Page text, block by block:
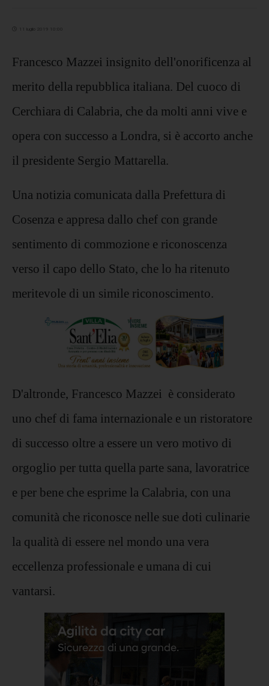
11 luglio 2019 10:00
Francesco Mazzei insignito dell'onorificenza al
merito della repubblica italiana. Del cuoco di
Cerchiara di Calabria, che da molti anni vive e
opera con successo a Londra, si è accorto anche
il presidente Sergio Mattarella.
Una notizia comunicata dalla Prefettura di
Cosenza e appresa dallo chef con grande
sentimento di commozione e riconoscenza
verso il capo dello Stato, che lo ha ritenuto
meritevole di un simile riconoscimento.
D'altronde, Francesco Mazzei è considerato
uno chef di fama internazionale e un ristoratore
di successo oltre a essere un vero motivo di
orgoglio per tutta quella parte sana, lavoratrice
e per bene che esprime la Calabria, con una
comunità che riconosce nelle sue doti culinarie
la qualità di essere nel mondo una vera
eccellenza professionale e umana di cui
vantarsi.